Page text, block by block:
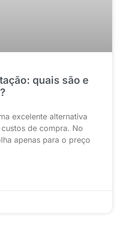
quais são e
excelente alternativa
de compra. No
apenas para o preço